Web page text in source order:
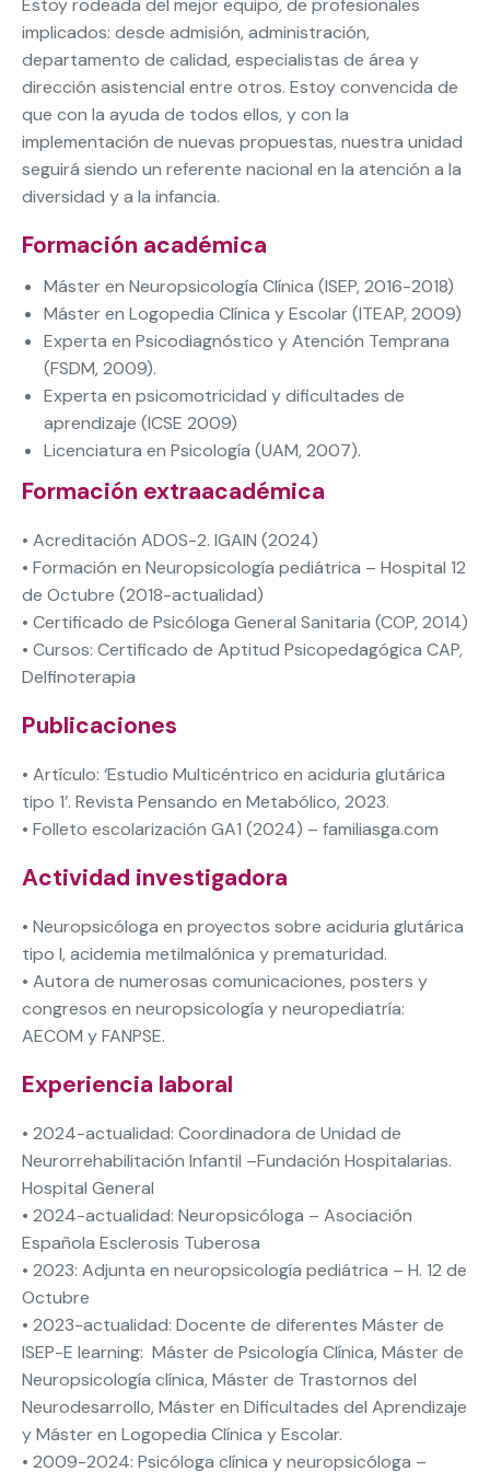
implicados: desde admisión, administración,
departamento de calidad, especialistas de área y
dirección asistencial entre otros. Estoy convencida de
que con la ayuda de todos ellos, y con la
implementación de nuevas propuestas, nuestra unidad
seguirá siendo un referente nacional en la atención a la
diversidad y a la infancia.
Formación académica
Máster en Neuropsicología Clínica (ISEP, 2016-2018)
Máster en Logopedia Clínica y Escolar (ITEAP, 2009)
Experta en Psicodiagnóstico y Atención Temprana
(FSDM, 2009).
Experta en psicomotricidad y dificultades de
aprendizaje (ICSE 2009)
Licenciatura en Psicología (UAM, 2007).
Formación extraacadémica
• Acreditación ADOS-2. IGAIN (2024)
• Formación en Neuropsicología pediátrica – Hospital 12
de Octubre (2018-actualidad)
• Certificado de Psicóloga General Sanitaria (COP, 2014)
• Cursos: Certificado de Aptitud Psicopedagógica CAP,
Delfinoterapia
Publicaciones
• Artículo: ‘Estudio Multicéntrico en aciduria glutárica
tipo 1’. Revista Pensando en Metabólico, 2023.
• Folleto escolarización GA1 (2024) – familiasga.com
Actividad investigadora
• Neuropsicóloga en proyectos sobre aciduria glutárica
tipo I, acidemia metilmalónica y prematuridad.
• Autora de numerosas comunicaciones, posters y
congresos en neuropsicología y neuropediatría:
AECOM y FANPSE.
Experiencia laboral
• 2024-actualidad: Coordinadora de Unidad de
Neurorrehabilitación Infantil –Fundación Hospitalarias.
Hospital General
• 2024-actualidad: Neuropsicóloga – Asociación
Española Esclerosis Tuberosa
• 2023: Adjunta en neuropsicología pediátrica – H. 12 de
Octubre
• 2023-actualidad: Docente de diferentes Máster de
ISEP-E learning: Máster de Psicología Clínica, Máster de
Neuropsicología clínica, Máster de Trastornos del
Neurodesarrollo, Máster en Dificultades del Aprendizaje
y Máster en Logopedia Clínica y Escolar.
• 2009-2024: Psicóloga clínica y neuropsicóloga –